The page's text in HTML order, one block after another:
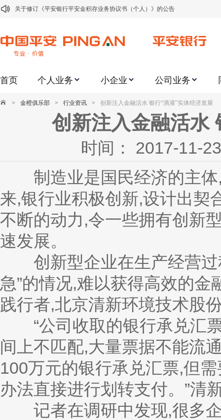
关于修订《平安银行平安金积存业务协议书（个人）》的公告
关于2021年劳动节期间代理贵金属业务风险提示的通知
关于加强代理贵金属业务风险防范的提示
关于进一步加强代理贵金属业务风险防范的提示
关于加强代理贵金属业务风险防范的提示
关于平安银行电子版信用卡更名为平安银行数字信用卡的公告
关于调整存量首套住房贷款利率的公告
首页 个人业务 小企业 公司业务
> 金橙俱乐部 > 行业资讯 > 创新注入金融活水 银行“滴灌”实体经济发展
创新注入金融活水
时间： 2017-11-
制造业是国民经济的主体,
来,银行业积极创新,设计出契
不断的动力,令一些拥有创新
速发展。
创新型企业在生产经营过
急”的情况,难以获得高效的
践行者,北京清新环境技术股
“公司收取的银行承兑汇票
间上不匹配,大量票据不能流
100万元的银行承兑汇票,但
办法直接进行划转支付。”清
记者在调研中发现,很多企